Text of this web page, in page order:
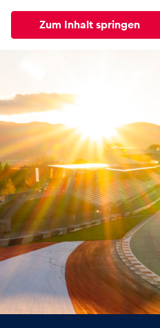
Zum Inhalt springen
Alle
News
Events